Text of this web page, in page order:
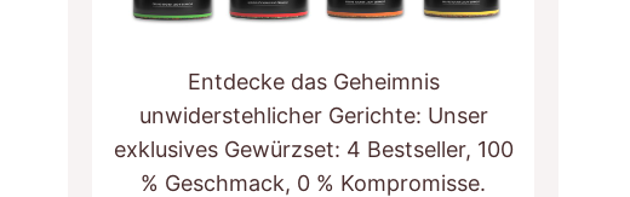
Entdecke das Geheimnis
unwiderstehlicher Gerichte: Unser
exklusives Gewürzset: 4 Bestseller, 100
% Geschmack, 0 % Kompromisse.